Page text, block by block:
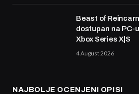
Beast of
dostupan na PC-
Xbox Series X|S
4 August 2026
NAJBOLJE OCENJENI OPISI